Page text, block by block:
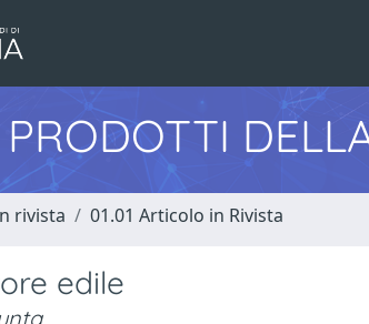
rivista 01.01 Articolo in Rivista
edile